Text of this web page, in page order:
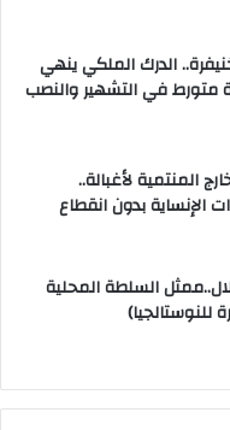
الدرك الملكي ينهي
متورط في التشهير والنصب
المنتمية لأغبالة..
الإنساية بدون انقطاع
السلطة المحلية
للنوستالجيا)